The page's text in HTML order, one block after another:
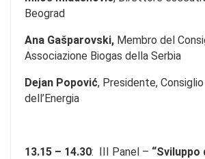
Beograd
Ana Gašparovski, Membro del
Associazione Biogas della Serbia
Dejan Popović, Presidente, Consiglio
dell’Energia
13.15 – 14.30: III Panel –